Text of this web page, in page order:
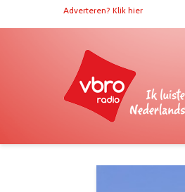
Adverteren? Klik hier